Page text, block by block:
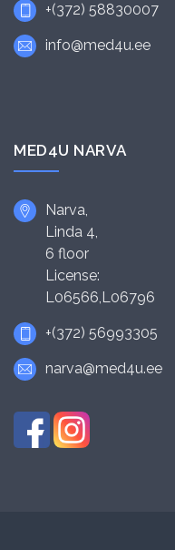
+(372) 58830007
info@med4u.ee
MED4U NARVA
Narva,
Linda 4,
6 floor
License:
L06566,L06796
+(372) 56993305
narva@med4u.ee